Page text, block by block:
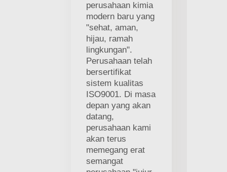
perusahaan kimia
modern baru yang
"sehat, aman,
hijau, ramah
lingkungan".
Perusahaan telah
bersertifikat
sistem kualitas
ISO9001. Di masa
depan yang akan
datang,
perusahaan kami
akan terus
memegang erat
semangat